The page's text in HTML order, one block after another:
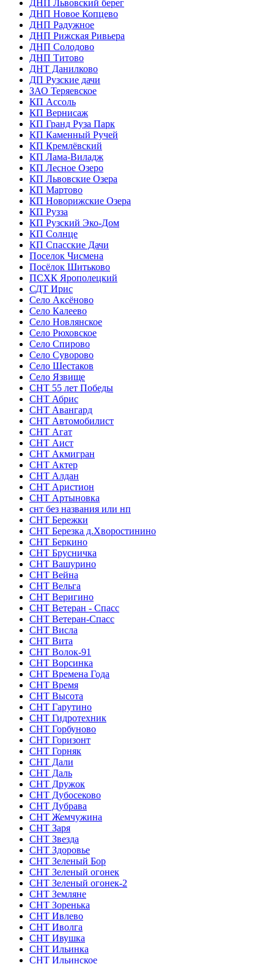
ДНП Львовский берег
ДНП Новое Копцево
ДНП Радужное
ДНП Рижская Ривьера
ДНП Солодово
ДНП Титово
ДНТ Данилково
ДП Рузские дачи
ЗАО Теряевское
КП Ассоль
КП Вернисаж
КП Гранд Руза Парк
КП Каменный Ручей
КП Кремлёвский
КП Лама-Виладж
КП Лесное Озеро
КП Львовские Озера
КП Мартово
КП Новорижские Озера
КП Рузза
КП Рузский Эко-Дом
КП Солнце
КП Спасские Дачи
Поселок Чисмена
Посёлок Шитьково
ПСХК Ярополецкий
СДТ Ирис
Село Аксёново
Село Калеево
Село Новлянское
Село Рюховское
Село Спирово
Село Суворово
Село Шестаков
Село Язвище
СНТ 55 лет Победы
СНТ Абрис
СНТ Авангард
СНТ Автомобилист
СНТ Агат
СНТ Аист
СНТ Акмигран
СНТ Актер
СНТ Алдан
СНТ Аристион
СНТ Артыновка
снт без названия или нп
СНТ Бережки
СНТ Березка д.Хворостинино
СНТ Беркино
СНТ Брусничка
СНТ Вашурино
СНТ Вейна
СНТ Вельга
СНТ Веригино
СНТ Ветеран - Спасс
СНТ Ветеран-Спасс
СНТ Висла
СНТ Вита
СНТ Волок-91
СНТ Ворсинка
СНТ Времена Года
СНТ Время
СНТ Высота
СНТ Гарутино
СНТ Гидротехник
СНТ Горбуново
СНТ Горизонт
СНТ Горняк
СНТ Дали
СНТ Даль
СНТ Дружок
СНТ Дубосеково
СНТ Дубрава
СНТ Жемчужина
СНТ Заря
СНТ Звезда
СНТ Здоровье
СНТ Зеленый Бор
СНТ Зеленый огонек
СНТ Зеленый огонек-2
СНТ Земляне
СНТ Зоренька
СНТ Ивлево
СНТ Иволга
СНТ Ивушка
СНТ Ильинка
СНТ Ильинское